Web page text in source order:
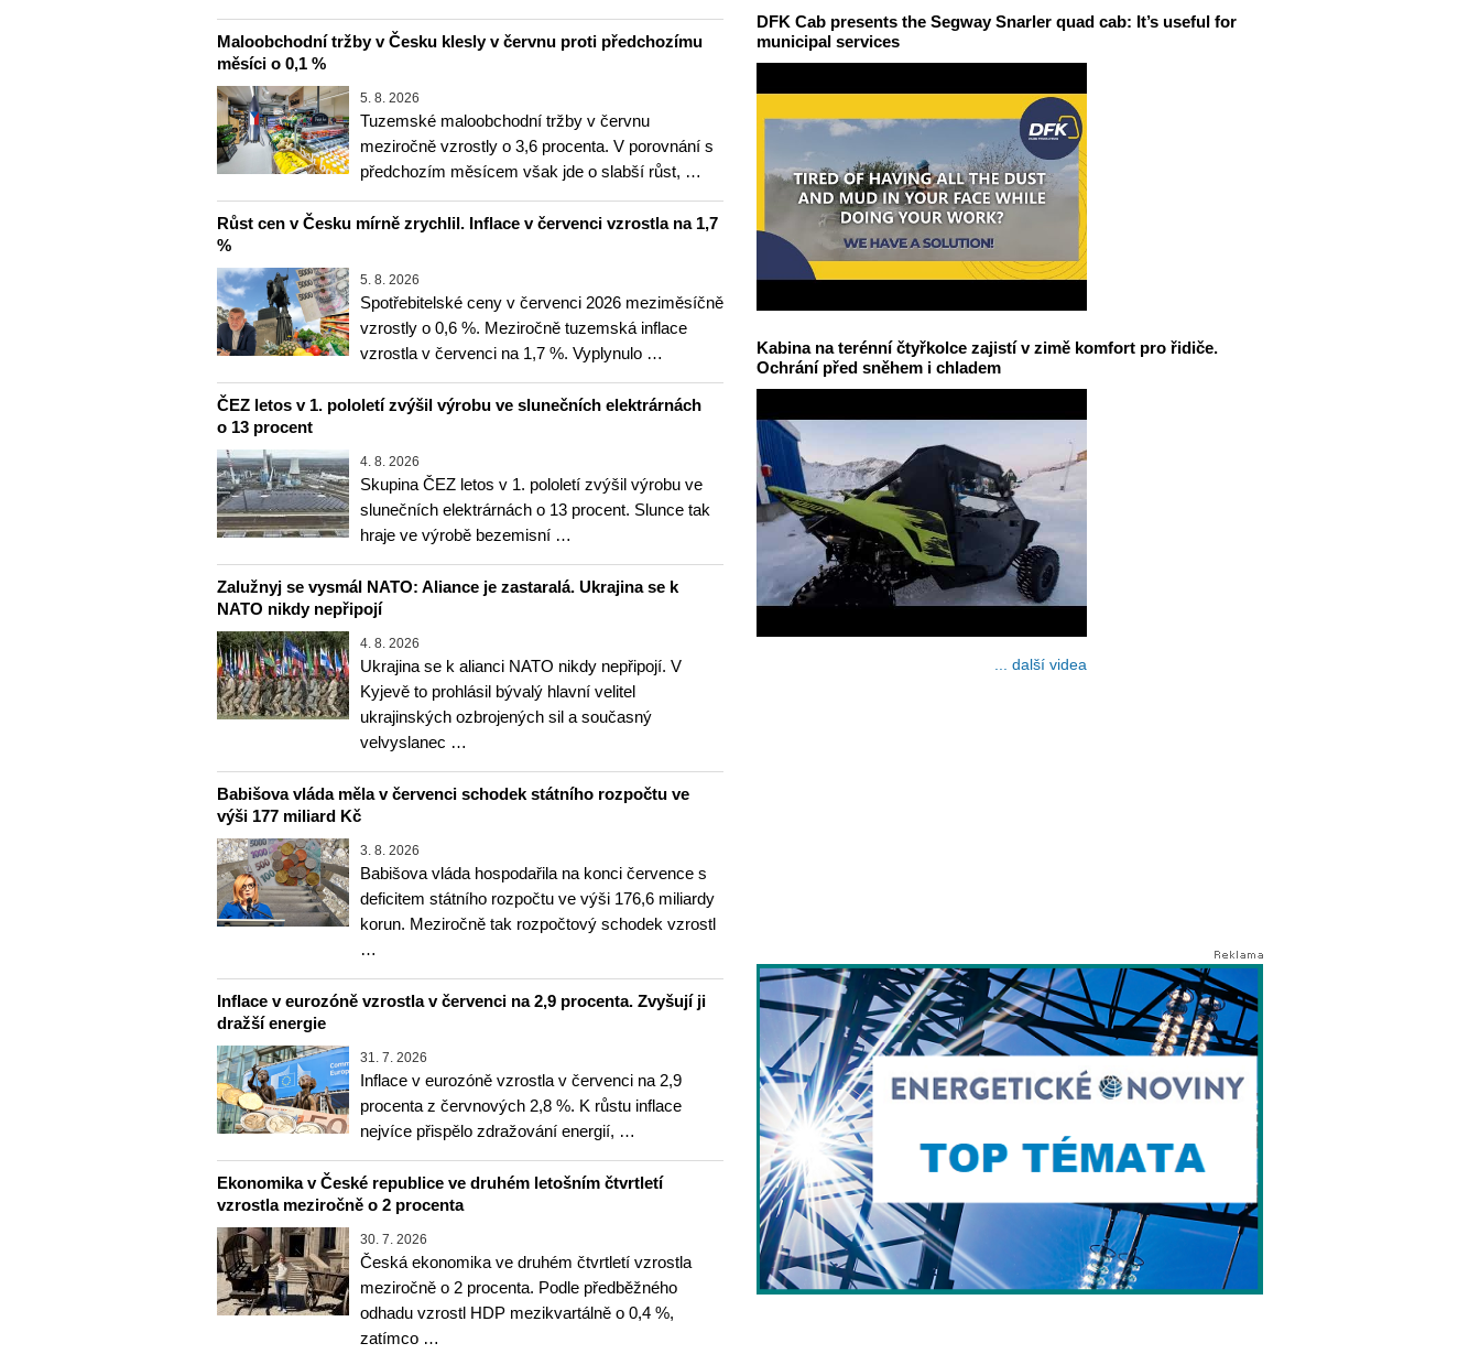
Maloobchodní tržby v Česku klesly v červnu proti předchozímu
měsíci o 0,1 %
5. 8. 2026
Tuzemské maloobchodní tržby v červnu
meziročně vzrostly o 3,6 procenta. V porovnání s
předchozím měsícem však jde o slabší růst, …
Růst cen v Česku mírně zrychlil. Inflace v červenci vzrostla na 1,7
%
5. 8. 2026
Spotřebitelské ceny v červenci 2026 meziměsíčně
vzrostly o 0,6 %. Meziročně tuzemská inflace
vzrostla v červenci na 1,7 %. Vyplynulo …
ČEZ letos v 1. pololetí zvýšil výrobu ve slunečních elektrárnách
o 13 procent
4. 8. 2026
Skupina ČEZ letos v 1. pololetí zvýšil výrobu ve
slunečních elektrárnách o 13 procent. Slunce tak
hraje ve výrobě bezemisní …
Zalužnyj se vysmál NATO: Aliance je zastaralá. Ukrajina se k
NATO nikdy nepřipojí
4. 8. 2026
Ukrajina se k alianci NATO nikdy nepřipojí. V
Kyjevě to prohlásil bývalý hlavní velitel
ukrajinských ozbrojených sil a současný
velvyslanec …
Babišova vláda měla v červenci schodek státního rozpočtu ve
výši 177 miliard Kč
3. 8. 2026
Babišova vláda hospodařila na konci července s
deficitem státního rozpočtu ve výši 176,6 miliardy
korun. Meziročně tak rozpočtový schodek vzrostl
…
Inflace v eurozóně vzrostla v červenci na 2,9 procenta. Zvyšují ji
dražší energie
31. 7. 2026
Inflace v eurozóně vzrostla v červenci na 2,9
procenta z červnových 2,8 %. K růstu inflace
nejvíce přispělo zdražování energií, …
Ekonomika v České republice ve druhém letošním čtvrtletí
vzrostla meziročně o 2 procenta
30. 7. 2026
Česká ekonomika ve druhém čtvrtletí vzrostla
meziročně o 2 procenta. Podle předběžného
odhadu vzrostl HDP mezikvartálně o 0,4 %,
zatímco …
DFK Cab presents the Segway Snarler quad cab: It’s useful for
municipal services
Kabina na terénní čtyřkolce zajistí v zimě komfort pro řidiče.
Ochrání před sněhem i chladem
... další videa